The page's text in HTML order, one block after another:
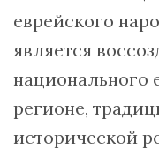
еврейского
является
национального
регионе,
исторической